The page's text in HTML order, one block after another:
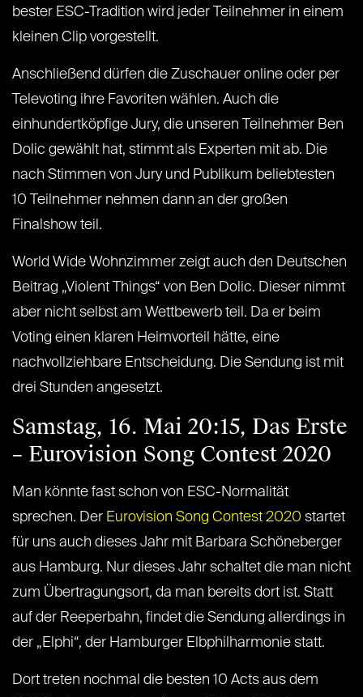
bester ESC-Tradition wird jeder Teilnehmer in einem
kleinen Clip vorgestellt.
Anschließend dürfen die Zuschauer online oder per
Televoting ihre Favoriten wählen. Auch die
einhundertköpfige Jury, die unseren Teilnehmer Ben
Dolic gewählt hat, stimmt als Experten mit ab. Die
nach Stimmen von Jury und Publikum beliebtesten
10 Teilnehmer nehmen dann an der großen
Finalshow teil.
World Wide Wohnzimmer zeigt auch den Deutschen
Beitrag „Violent Things“ von Ben Dolic. Dieser nimmt
aber nicht selbst am Wettbewerb teil. Da er beim
Voting einen klaren Heimvorteil hätte, eine
nachvollziehbare Entscheidung. Die Sendung ist mit
drei Stunden angesetzt.
Samstag, 16. Mai 20:15, Das Erste
– Eurovision Song Contest 2020
Man könnte fast schon von ESC-Normalität
sprechen. Der Eurovision Song Contest 2020 startet
für uns auch dieses Jahr mit Barbara Schöneberger
aus Hamburg. Nur dieses Jahr schaltet die man nicht
zum Übertragungsort, da man bereits dort ist. Statt
auf der Reeperbahn, findet die Sendung allerdings in
der „Elphi“, der Hamburger Elbphilharmonie statt.
Dort treten nochmal die besten 10 Acts aus dem